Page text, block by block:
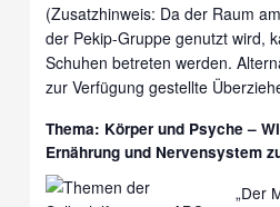
(Zusatzhinweis: Da der Raum
der Pekip-Gruppe genutzt wird,
Schuhen betreten werden.
zur Verfügung gestellte
Thema: Körper und Psyche –
Ernährung und Nervensystem
„Der